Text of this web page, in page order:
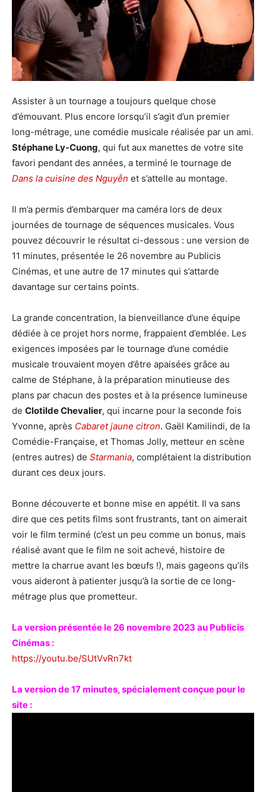
Assister à un tournage a toujours quelque chose
d’émouvant. Plus encore lorsqu’il s’agit d’un premier
long-métrage, une comédie musicale réalisée par un ami.
Stéphane Ly-Cuong, qui fut aux manettes de votre site
favori pendant des années, a terminé le tournage de
Dans la cuisine des Nguyễn et s’attelle au montage.
Il m’a permis d’embarquer ma caméra lors de deux
journées de tournage de séquences musicales. Vous
pouvez découvrir le résultat ci-dessous : une version de
11 minutes, présentée le 26 novembre au Publicis
Cinémas, et une autre de 17 minutes qui s’attarde
davantage sur certains points.
La grande concentration, la bienveillance d’une équipe
dédiée à ce projet hors norme, frappaient d’emblée. Les
exigences imposées par le tournage d’une comédie
musicale trouvaient moyen d’être apaisées grâce au
calme de Stéphane, à la préparation minutieuse des
plans par chacun des postes et à la présence lumineuse
de Clotilde Chevalier, qui incarne pour la seconde fois
Yvonne, après Cabaret jaune citron. Gaël Kamilindi, de la
Comédie-Française, et Thomas Jolly, metteur en scène
(entres autres) de Starmania, complétaient la distribution
durant ces deux jours.
Bonne découverte et bonne mise en appétit. Il va sans
dire que ces petits films sont frustrants, tant on aimerait
voir le film terminé (c’est un peu comme un bonus, mais
réalisé avant que le film ne soit achevé, histoire de
mettre la charrue avant les bœufs !), mais gageons qu’ils
vous aideront à patienter jusqu’à la sortie de ce long-
métrage plus que prometteur.
La version présentée le 26 novembre 2023 au Publicis
Cinémas :
https://youtu.be/SUtVvRn7kt
La version de 17 minutes, spécialement conçue pour le
site :